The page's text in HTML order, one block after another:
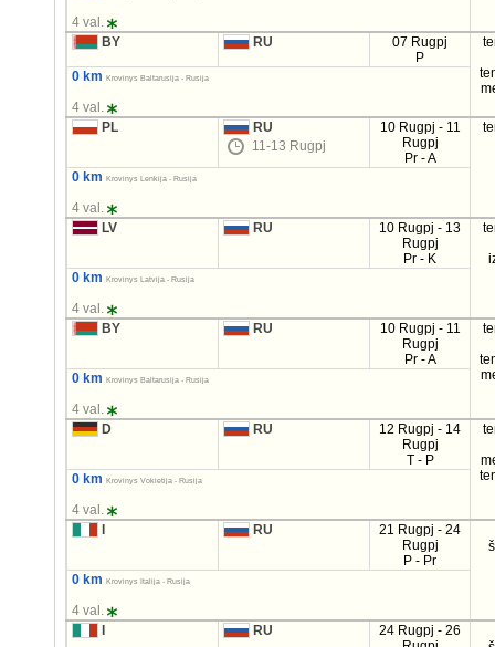
4 val.
BY
RU
07 Rugpj
P
0 km Krovinys Baltarusija - Rusija
4 val.
PL
RU
11-13 Rugpj
10 Rugpj - 11
Rugpj
Pr - A
0 km Krovinys Lenkija - Rusija
4 val.
LV
RU
10 Rugpj - 13
Rugpj
Pr - K
0 km
Krovinys Latvija - Rusija
4 val.
BY
RU
10 Rugpj - 11
Rugpj
Pr - A
0 km Krovinys Baltarusija - Rusija
4 val.
D
RU
12 Rugpj - 14
Rugpj
T - P
0 km Krovinys Vokietija - Rusija
4 val.
RU
21 Rugpj - 24
Rugpj
P - Pr
0 km Krovinys Italija - Rusija
4 val.
RU
24 Rugpj - 26